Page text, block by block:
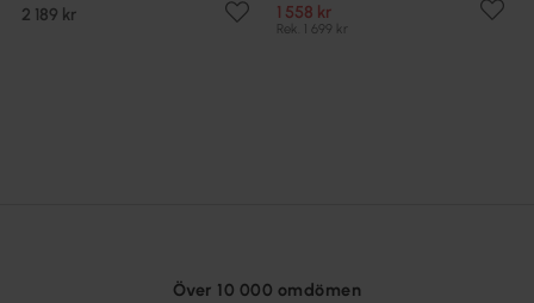
2 189 kr 1 558 kr
Rek. 1 699 kr
Över 10 000 omdömen